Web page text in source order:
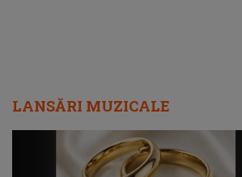
LANSĂRI MUZICALE